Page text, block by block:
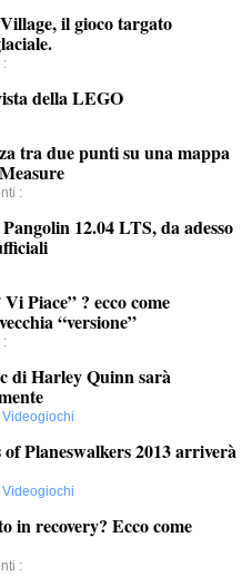
il gioco targato
:
della LEGO
tra due punti su una mappa
:
12.04 LTS, da adesso
Piace” ? ecco come
“versione”
:
di Harley Quinn sarà
Videogiochi
Planeswalkers 2013 arriverà
Videogiochi
in recovery? Ecco come
: